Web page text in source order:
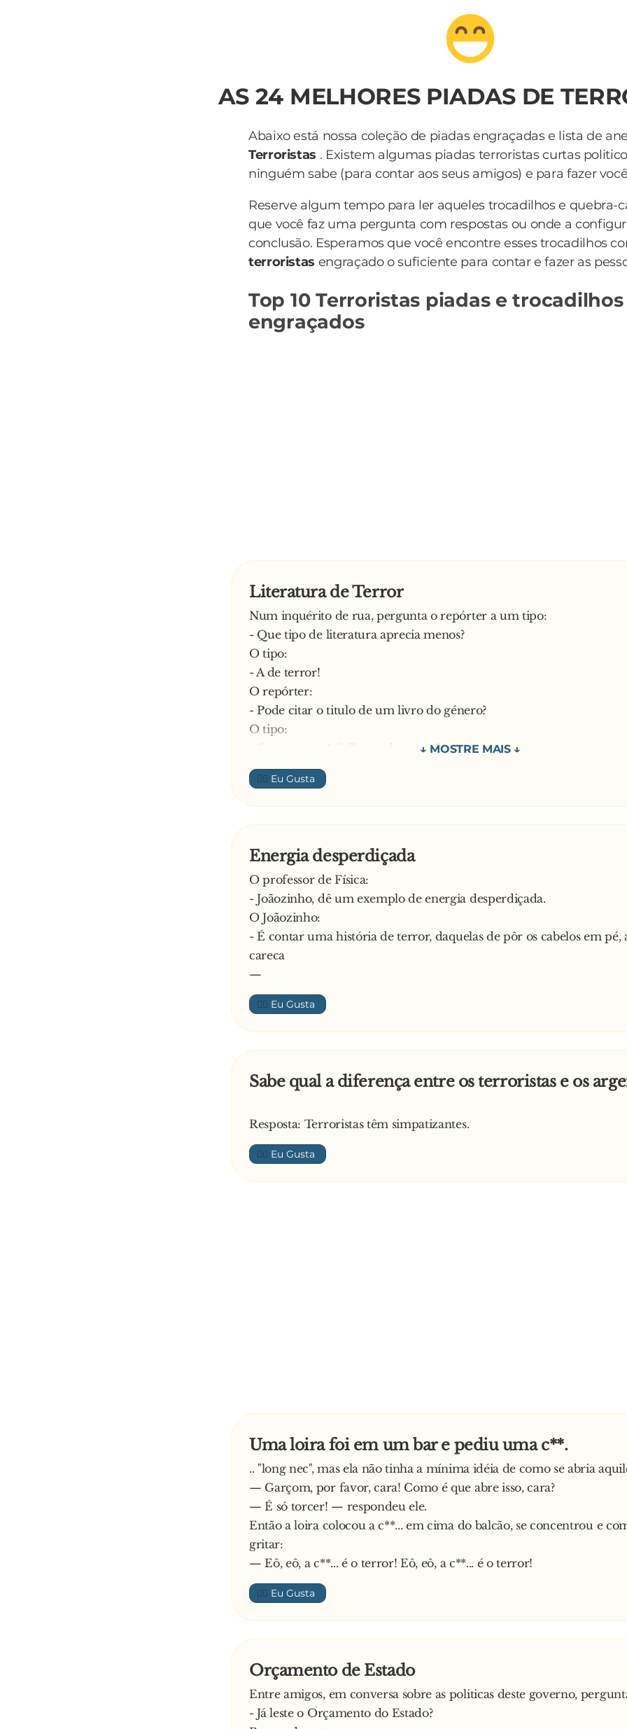
AS 24 MELHORES PIADAS DE
Abaixo está nossa coleção de piadas engraçadas e lista de
Terroristas . Existem algumas piadas terroristas curtas
ninguém sabe (para contar aos seus amigos) e para fazer
Reserve algum tempo para ler aqueles trocadilhos e quebra-
que você faz uma pergunta com respostas ou onde a
conclusão. Esperamos que você encontre esses trocadilhos
terroristas engraçado o suficiente para contar e fazer as
Top 10 Terroristas piadas e
engraçados
Literatura de Terror
Num inquérito de rua, pergunta o repórter a um tipo:
- Que tipo de literatura aprecia menos?
O tipo:
- A de terror!
O repórter:
- Pode citar o titulo de um livro do género?
O tipo:
- Com certeza! O ”Livro de ponto”
—
👍🏼
Energia desperdiçada
O professor de Física:
- Joãozinho, dê um exemplo de energia desperdiçada.
O Joãozinho:
- É contar uma história de terror, daquelas de pôr os cabelos em pé,
careca
—
👍🏼
Sabe qual a diferença entre os terroristas e os
Resposta: Terroristas têm simpatizantes.
👍🏼
Uma loira foi em um bar e pediu uma c**.
.. "long nec", mas ela não tinha a mínima idéia de como se abria
— Garçom, por favor, cara! Como é que abre isso, cara?
— É só torcer! — respondeu ele.
Então a loira colocou a c**... em cima do balcão, se concentrou e
gritar:
— Eô, eô, a c**... é o terror! Eô, eô, a c**... é o terror!
👍🏼
Orçamento de Estado
Entre amigos, em conversa sobre as politicas deste governo,
- Já leste o Orçamento do Estado?